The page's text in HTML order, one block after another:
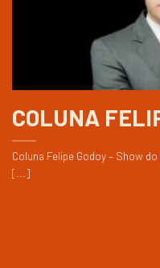
COLUNA
Coluna Felipe Godoy – Show
[...]